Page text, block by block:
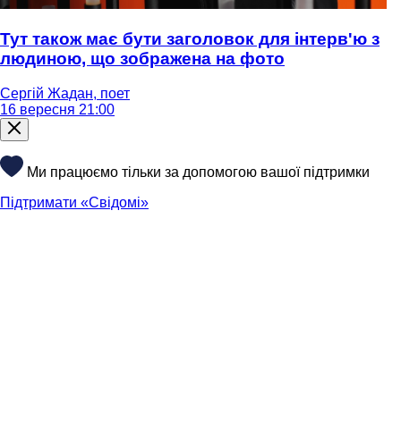
Тут також має бути заголовок для інтерв'ю з
людиною, що зображена на фото
Сергій Жадан, поет
16 вересня 21:00
Ми працюємо тільки за допомогою вашої підтримки
Підтримати «Свідомі»